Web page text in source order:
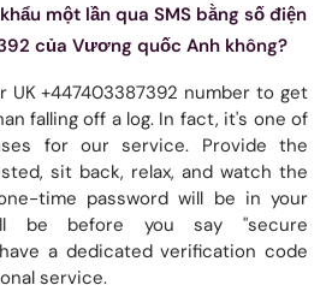
một lần qua SMS bằng số điện
của Vương quốc Anh không?
UK +447403387392 number to get
falling off a log. In fact, it's one of
for our service. Provide the
sit back, relax, and watch the
time password will be in your
be before you say "secure
a dedicated verification code
service.